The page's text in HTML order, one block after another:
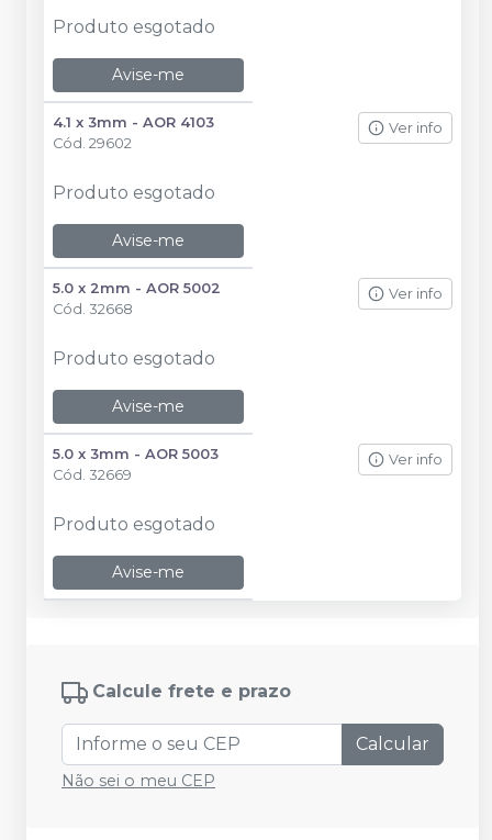
Produto esgotado
Avise-me
4.1 x 3mm - AOR 4103
Cód. 29602
Ver info
Produto esgotado
Avise-me
5.0 x 2mm - AOR 5002
Cód. 32668
Ver info
Produto esgotado
Avise-me
5.0 x 3mm - AOR 5003
Cód. 32669
Ver info
Produto esgotado
Avise-me
Calcule frete e prazo
Calcular
Não sei o meu CEP